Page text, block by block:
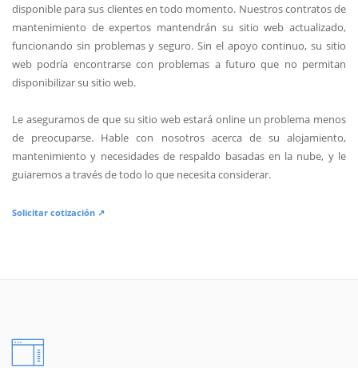
disponible para sus clientes en todo momento. Nuestros contratos de
mantenimiento de expertos mantendrán su sitio web actualizado,
funcionando sin problemas y seguro. Sin el apoyo continuo, su sitio
web podría encontrarse con problemas a futuro que no permitan
disponibilizar su sitio web.
Le aseguramos de que su sitio web estará online un problema menos
de preocuparse. Hable con nosotros acerca de su alojamiento,
mantenimiento y necesidades de respaldo basadas en la nube, y le
guiaremos a través de todo lo que necesita considerar.
Solicitar cotización ↗